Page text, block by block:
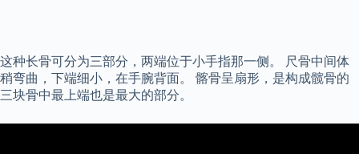
这种长骨可分为三部分，两端位于小手指那一侧。 尺骨中间体
稍弯曲，下端细小，在手腕背面。 髂骨呈扇形，是构成髋骨的
三块骨中最上端也是最大的部分。